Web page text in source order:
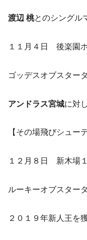
渡辺 桃とのシングル
１１月４日 後楽園
ゴッデスオブスター
アンドラス宮城に対
【その場飛びシュー
１２月８日 新木場
ルーキーオブスター
２０１９年新人王を